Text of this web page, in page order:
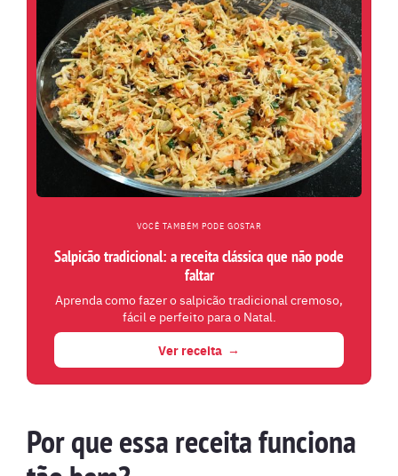
VOCÊ TAMBÉM PODE GOSTAR
Salpicão tradicional: a receita clássica que não pode
faltar
Aprenda como fazer o salpicão tradicional cremoso,
fácil e perfeito para o Natal.
Ver receita
Por que essa receita funciona